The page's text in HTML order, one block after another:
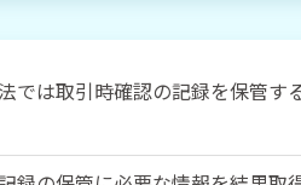
では取引時確認の記録を保管す